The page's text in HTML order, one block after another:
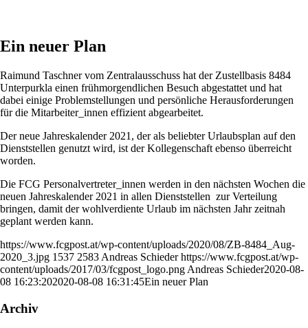
Ein neuer Plan
Raimund Taschner vom Zentralausschuss hat der Zustellbasis 8484
Unterpurkla einen frühmorgendlichen Besuch abgestattet und hat
dabei einige Problemstellungen und persönliche Herausforderungen
für die Mitarbeiter_innen effizient abgearbeitet.
Der neue Jahreskalender 2021, der als beliebter Urlaubsplan auf den
Dienststellen genutzt wird, ist der Kollegenschaft ebenso überreicht
worden.
Die FCG Personalvertreter_innen werden in den nächsten Wochen die
neuen Jahreskalender 2021 in allen Dienststellen zur Verteilung
bringen, damit der wohlverdiente Urlaub im nächsten Jahr zeitnah
geplant werden kann.
https://www.fcgpost.at/wp-content/uploads/2020/08/ZB-8484_Aug-
2020_3.jpg 1537 2583 Andreas Schieder https://www.fcgpost.at/wp-
content/uploads/2017/03/fcgpost_logo.png Andreas Schieder2020-08-
08 16:23:202020-08-08 16:31:45Ein neuer Plan
Archiv